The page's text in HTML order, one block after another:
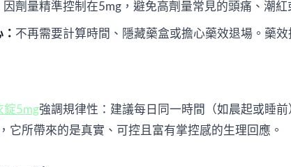
因劑量精準控制在5mg，避免高劑量常見的頭痛、潮
不再需要計算時間、隱藏藥盒或擔心藥效退場。藥
錠5mg強調規律性：建議每日同一時間（如晨起或睡
它所帶來的是真實、可控且富有掌控感的生理回應。